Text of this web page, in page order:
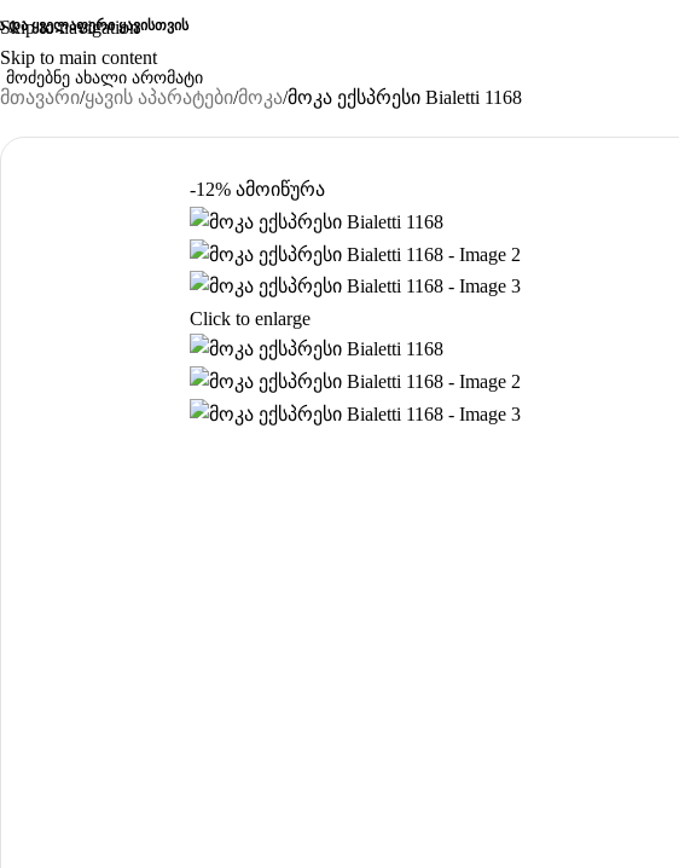
Skip to navigation
Skip to main content
და ყველაფერი ყავისთვის
მთავარი ყავის აპარატები მოკა მოკა ექსპრესი Bialetti 1168
-12% ამოიწურა
Click to enlarge